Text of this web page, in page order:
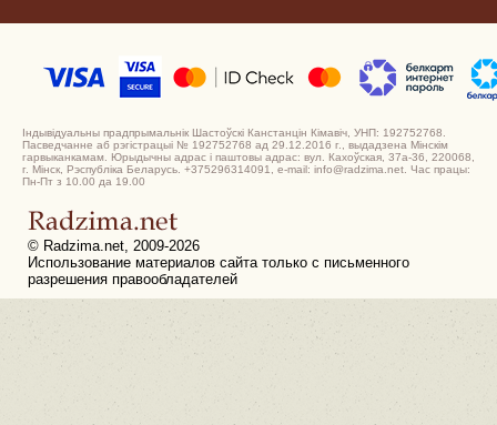
Індывідуальны прадпрымальнік Шастоўскі Канстанцін Кімавіч, УНП: 192752768.
Пасведчанне аб рэгістрацыі № 192752768 ад 29.12.2016 г., выдадзена Мінскім
гарвыканкамам. Юрыдычны адрас і паштовы адрас: вул. Кахоўская, 37а-36, 220068,
г. Мінск, Рэспубліка Беларусь. +375296314091, e-mail: info@radzima.net. Час працы:
Пн-Пт з 10.00 да 19.00
© Radzima.net, 2009-2026
Использование материалов сайта только с письменного
разрешения правообладателей